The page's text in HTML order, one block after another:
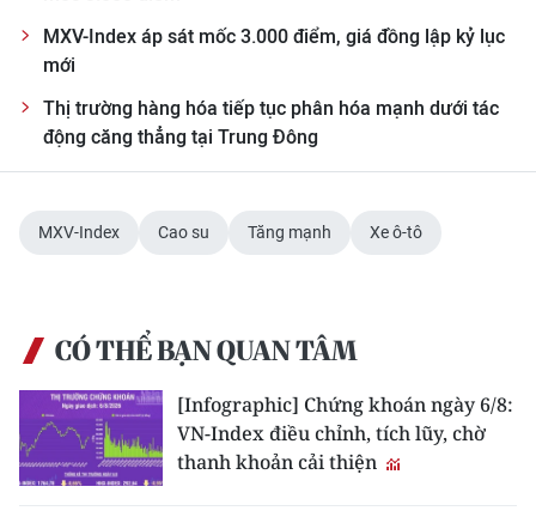
MXV-Index áp sát mốc 3.000 điểm, giá đồng lập kỷ lục
mới
Thị trường hàng hóa tiếp tục phân hóa mạnh dưới tác
động căng thẳng tại Trung Đông
MXV-Index Cao su Tăng mạnh Xe ô-tô
CÓ THỂ BẠN QUAN TÂM
[Infographic] Chứng khoán ngày 6/8:
VN-Index điều chỉnh, tích lũy, chờ
thanh khoản cải thiện